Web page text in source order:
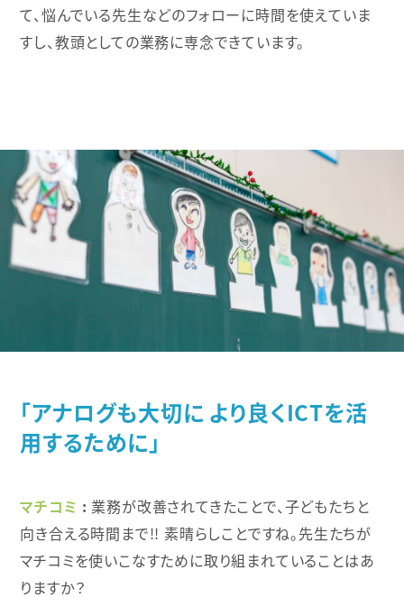
て、悩んでいる先生などのフォローに時間を使えていま
すし、教頭としての業務に専念できています。
「アナログも大切に より良くICTを活
用するために」
マチコミ
業務が改善されてきたことで、子どもたちと
向き合える時間まで!! 素晴らしことですね。先生たちが
マチコミを使いこなすために取り組まれていることはあ
りますか？